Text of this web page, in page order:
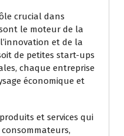
crucial dans
le moteur de la
et de la
de petites start-ups
chaque entreprise
économique et
et services qui